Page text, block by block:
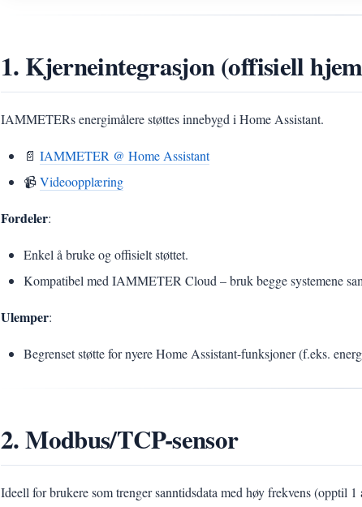
1. Kjerneintegrasjon (offisiell
IAMMETERs energimålere støttes innebygd i Home Assistant.
📄 IAMMETER @ Home Assistant
📹Videoopplæring
Fordeler:
Enkel å bruke og offisielt støttet.
Kompatibel med IAMMETER Cloud – bruk begge systemene
Ulemper:
Begrenset støtte for nyere Home Assistant-funksjoner (f.eks.
2. Modbus/TCP-sensor
Ideell for brukere som trenger sanntidsdata med høy frekvens (opptil